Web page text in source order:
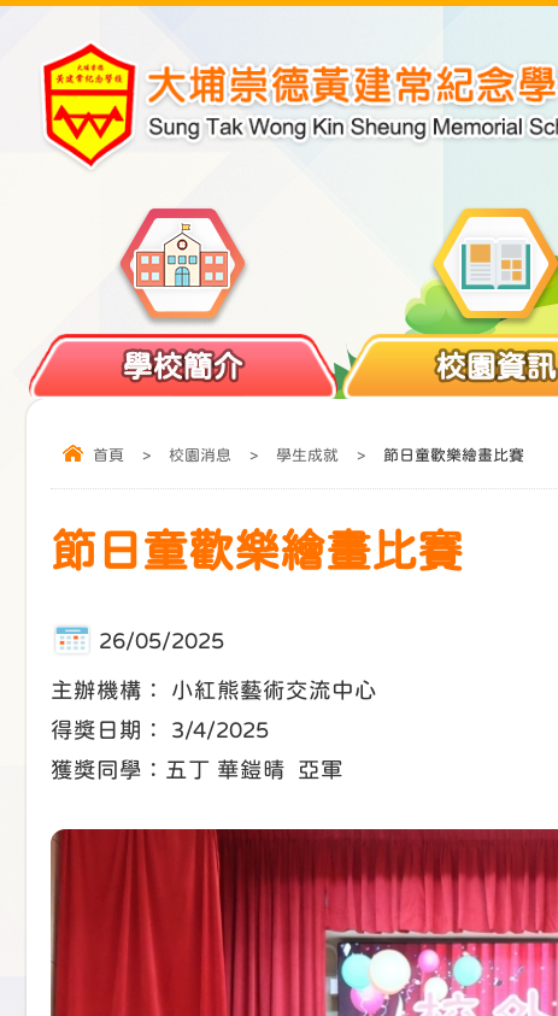
學校簡介 校園資訊
首頁 > 校園消息 > 學生成就 > 節日童歡樂繪畫比賽
節日童歡樂繪畫比賽
26/05/2025
主辦機構： 小紅熊藝術交流中心
得獎日期： 3/4/2025
獲獎同學：五丁 華鎧晴 亞軍